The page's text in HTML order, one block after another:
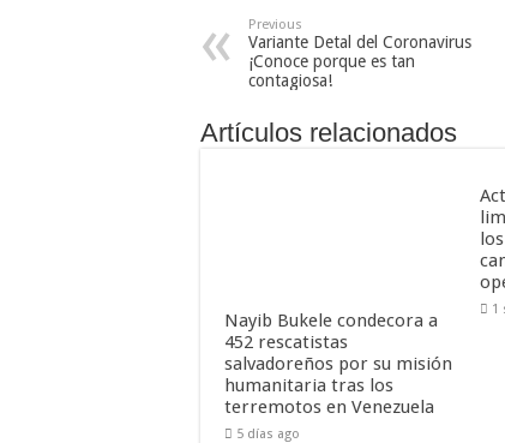
Previous
Variante Detal del Coronavirus
¡Conoce porque es tan
contagiosa!
Artículos relacionados
Nayib Bukele condecora a
452 rescatistas
salvadoreños por su misión
humanitaria tras los
terremotos en Venezuela
5 días ago
1